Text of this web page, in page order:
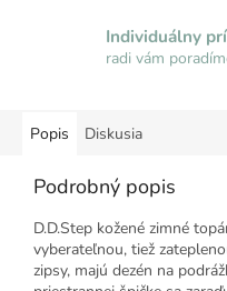
Individuálny
radi vám
Popis Diskusia
Podrobný popis
D.D.Step kožené zimné
vyberateľnou, tiež
zipsy, majú dezén na